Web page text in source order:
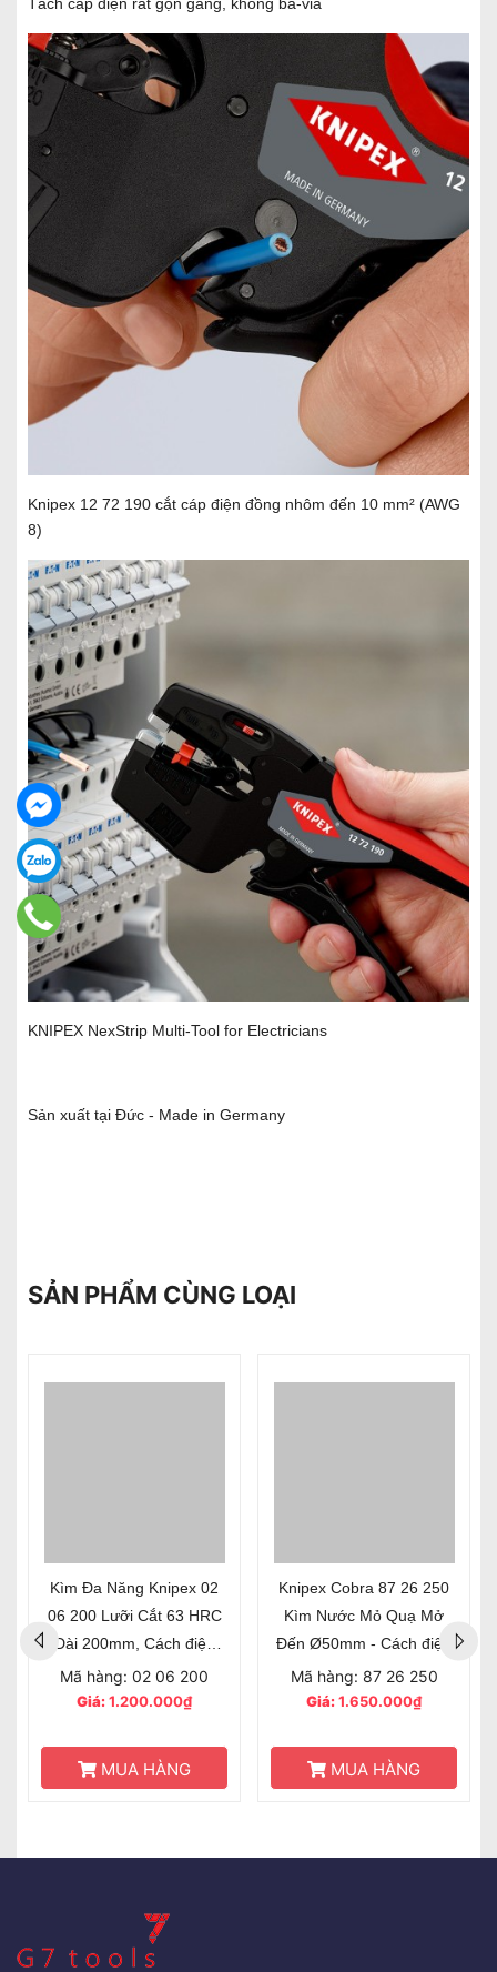
Knipex 12 72 190 cắt cáp điện đồng nhôm đến 10 mm² (AWG
8)
KNIPEX NexStrip Multi-Tool for Electricians
Sản xuất tại Đức - Made in Germany
SẢN PHẨM CÙNG LOẠI
Kìm Đa Năng Knipex 02
06 200 Lưỡi Cắt 63 HRC
Dài 200mm, Cách điện
1000 Volt
Mã hàng: 02 06 200
Giá:1.200.000₫
MUA HÀNG
Knipex Cobra 87 26 250
Kìm Nước Mỏ Quạ Mở
Đến Ø50mm - Cách điện
1000 Volt
Mã hàng: 87 26 250
Giá:1.650.000₫
MUA HÀNG